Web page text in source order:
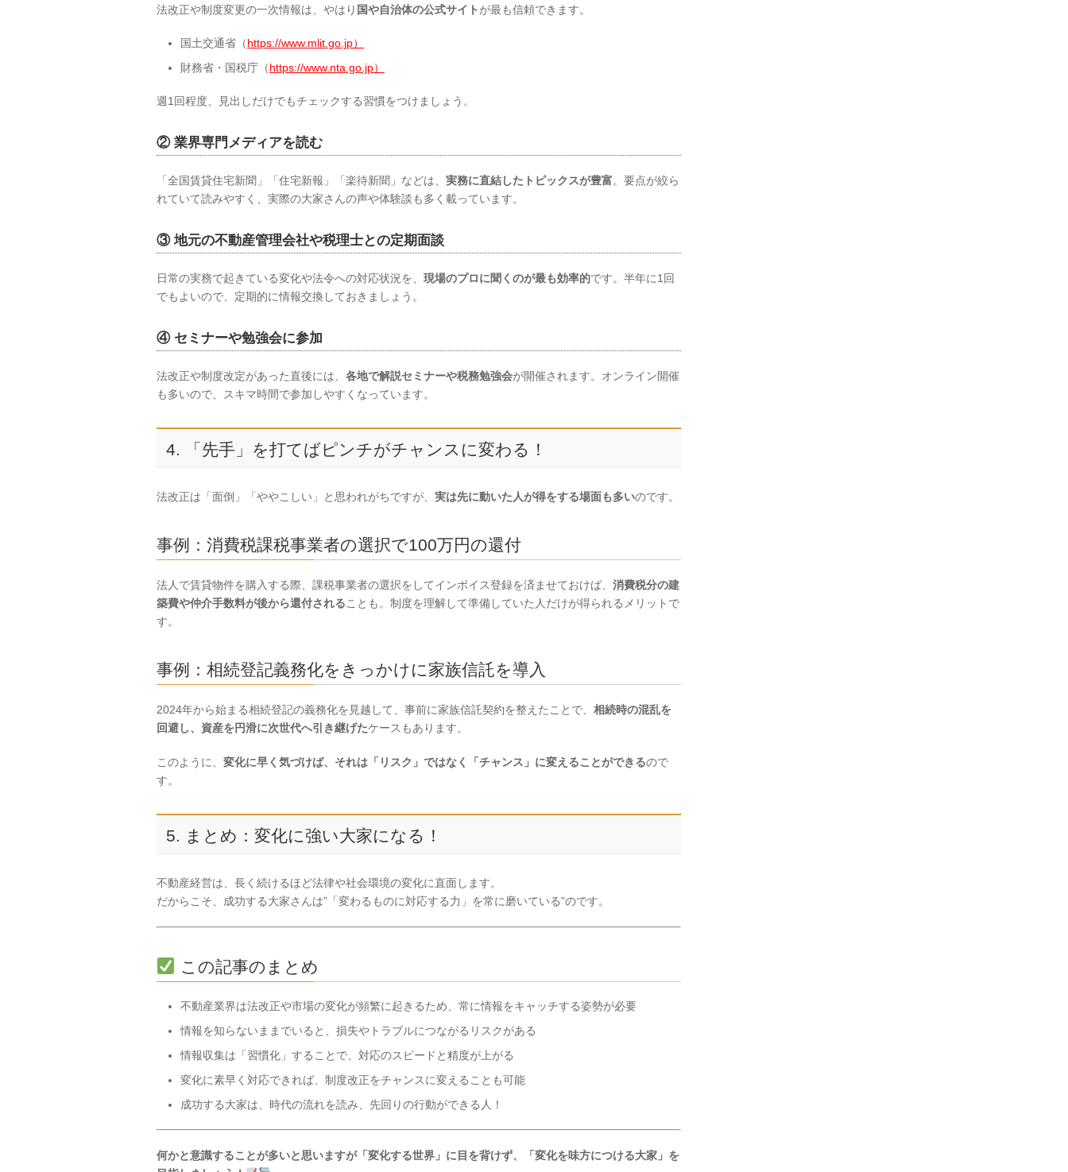
法改正や制度変更の一次情報は、やはり 国や自治体の公式サイト が最も信頼できます。
国土交通省（https://www.mlit.go.jp）
財務省・国税庁（https://www.nta.go.jp）
週1回程度、見出しだけでもチェックする習慣をつけましょう。
② 業界専門メディアを読む
「全国賃貸住宅新聞」「住宅新報」「楽待新聞」などは、 実務に直結したトピックスが豊富。要点が絞ら
れていて読みやすく、実際の大家さんの声や体験談も多く載っています。
③ 地元の不動産管理会社や税理士との定期面談
日常の実務で起きている変化や法令への対応状況を、 現場のプロに聞くのが最も効率的です。半年に1回
でもよいので、定期的に情報交換しておきましょう。
④ セミナーや勉強会に参加
法改正や制度改定があった直後には、 各地で解説セミナーや税務勉強会が開催されます。オンライン開催
も多いので、スキマ時間で参加しやすくなっています。
4. 「先手」を打てばピンチがチャンスに変わる！
法改正は「面倒」「ややこしい」と思われがちですが、 実は先に動いた人が得をする場面も多いのです。
事例：消費税課税事業者の選択で100万円の還付
法人で賃貸物件を購入する際、課税事業者の選択をしてインボイス登録を済ませておけば、 消費税分の建
築費や仲介手数料が後から還付されることも。制度を理解して準備していた人だけが得られるメリットで
す。
事例：相続登記義務化をきっかけに家族信託を導入
2024年から始まる相続登記の義務化を見越して、事前に家族信託契約を整えたことで、 相続時の混乱を
回避し、資産を円滑に次世代へ引き継げたケースもあります。
このように、 変化に早く気づけば、それは「リスク」ではなく「チャンス」に変えることができるので
す。
5. まとめ：変化に強い大家になる！
不動産経営は、長く続けるほど法律や社会環境の変化に直面します。
だからこそ、成功する大家さんは”「変わるものに対応する力」を常に磨いている”のです。
この記事のまとめ
不動産業界は法改正や市場の変化が頻繁に起きるため、常に情報をキャッチする姿勢が必要
情報を知らないままでいると、損失やトラブルにつながるリスクがある
情報収集は「習慣化」することで、対応のスピードと精度が上がる
変化に素早く対応できれば、制度改正をチャンスに変えることも可能
成功する大家は、時代の流れを読み、先回りの行動ができる人！
何かと意識することが多いと思いますが「変化する世界」に目を背けず、「変化を味方につける大家」を